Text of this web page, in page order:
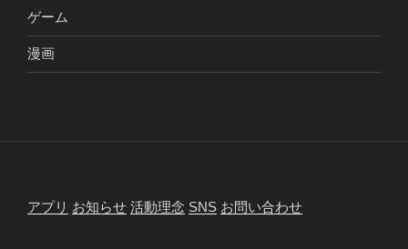
ジ
送
り
ゲーム
漫画
アプリ お知らせ 活動理念 SNS お問い合わせ